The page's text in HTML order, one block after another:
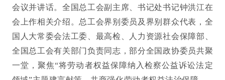
会议并讲话。全国总工会副主席、书记处书记钟洪江在
会上作相关介绍。总工会界别委员及界别群众代表，全
国人大常委会法工委、最高检、人力资源社会保障部、
全国总工会有关部门负责同志，部分全国政协委员共聚
一堂，聚焦“将劳动者权益保障纳入检察公益诉讼法定